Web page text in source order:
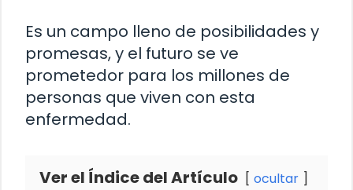
Es un campo lleno de posibilidades y
promesas, y el futuro se ve
prometedor para los millones de
personas que viven con esta
enfermedad.
Ver el Índice del Artículo ocultar